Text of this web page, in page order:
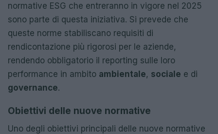
normative ESG che entreranno in vigore nel 2025
sono parte di questa iniziativa. Si prevede che
queste norme stabiliscano requisiti di
rendicontazione più rigorosi per le aziende,
rendendo obbligatorio il reporting sulle loro
performance in ambito ambientale, sociale e di
governance.
Obiettivi delle nuove normative
Uno degli obiettivi principali delle nuove normative